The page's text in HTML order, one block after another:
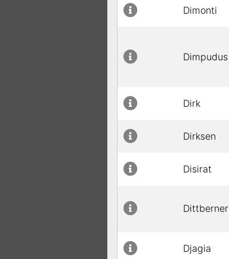
Dimonti
Dimpudus
Dirk
Dirksen
Disirat
Dittberner
Djagia